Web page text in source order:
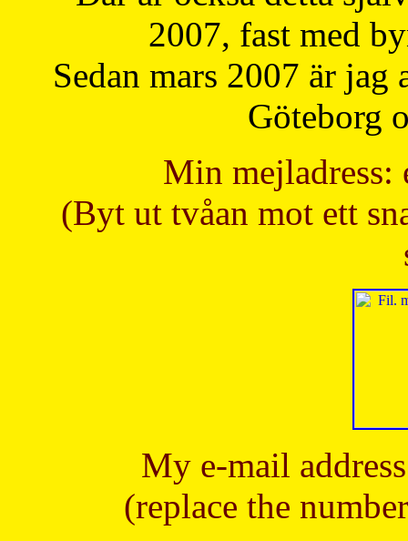
2007, fast med
Sedan mars 2007 är
Göteborg
Min mejladress:
(Byt ut tvåan mot ett
My e-mail
(replace the